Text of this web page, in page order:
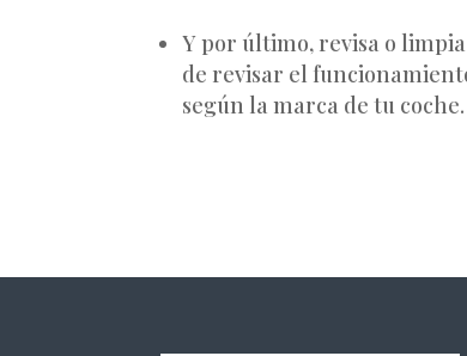
Y por último, revisa o
de revisar el
según la marca de tu coche.